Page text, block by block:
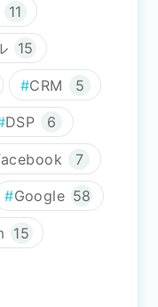
11
15
CRM 5
DSP 6
7
Google 58
15